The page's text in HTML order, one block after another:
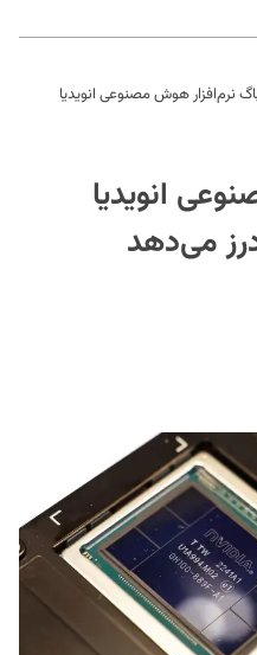
نرم‌افزار هوش مصنوعی انویدیا
انویدیا
می‌دهد